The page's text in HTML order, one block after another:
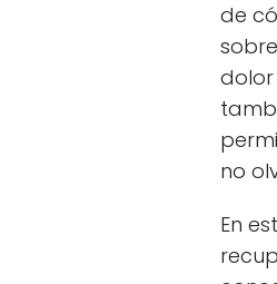
de
dolor
no
En